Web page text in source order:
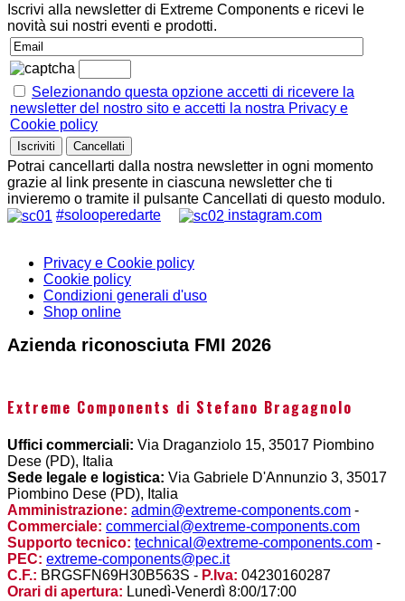
Iscrivi alla newsletter di Extreme Components e ricevi le
novità sui nostri eventi e prodotti.
Selezionando questa opzione accetti di ricevere la
newsletter del nostro sito e accetti la nostra Privacy e
Cookie policy
Potrai cancellarti dalla nostra newsletter in ogni momento
grazie al link presente in ciascuna newsletter che ti
invieremo o tramite il pulsante Cancellati di questo modulo.
#solooperedarte
instagram.com
Privacy e Cookie policy
Cookie policy
Condizioni generali d'uso
Shop online
Azienda riconosciuta FMI 2026
Extreme Components di Stefano Bragagnolo
Uffici commerciali: Via Draganziolo 15, 35017 Piombino
Dese (PD), Italia
Sede legale e logistica: Via Gabriele D'Annunzio 3, 35017
Piombino Dese (PD), Italia
Amministrazione: admin@extreme-components.com -
Commerciale: commercial@extreme-components.com
Supporto tecnico: technical@extreme-components.com -
PEC: extreme-components@pec.it
C.F.: BRGSFN69H30B563S - P.Iva: 04230160287
Orari di apertura: Lunedì-Venerdì 8:00/17:00